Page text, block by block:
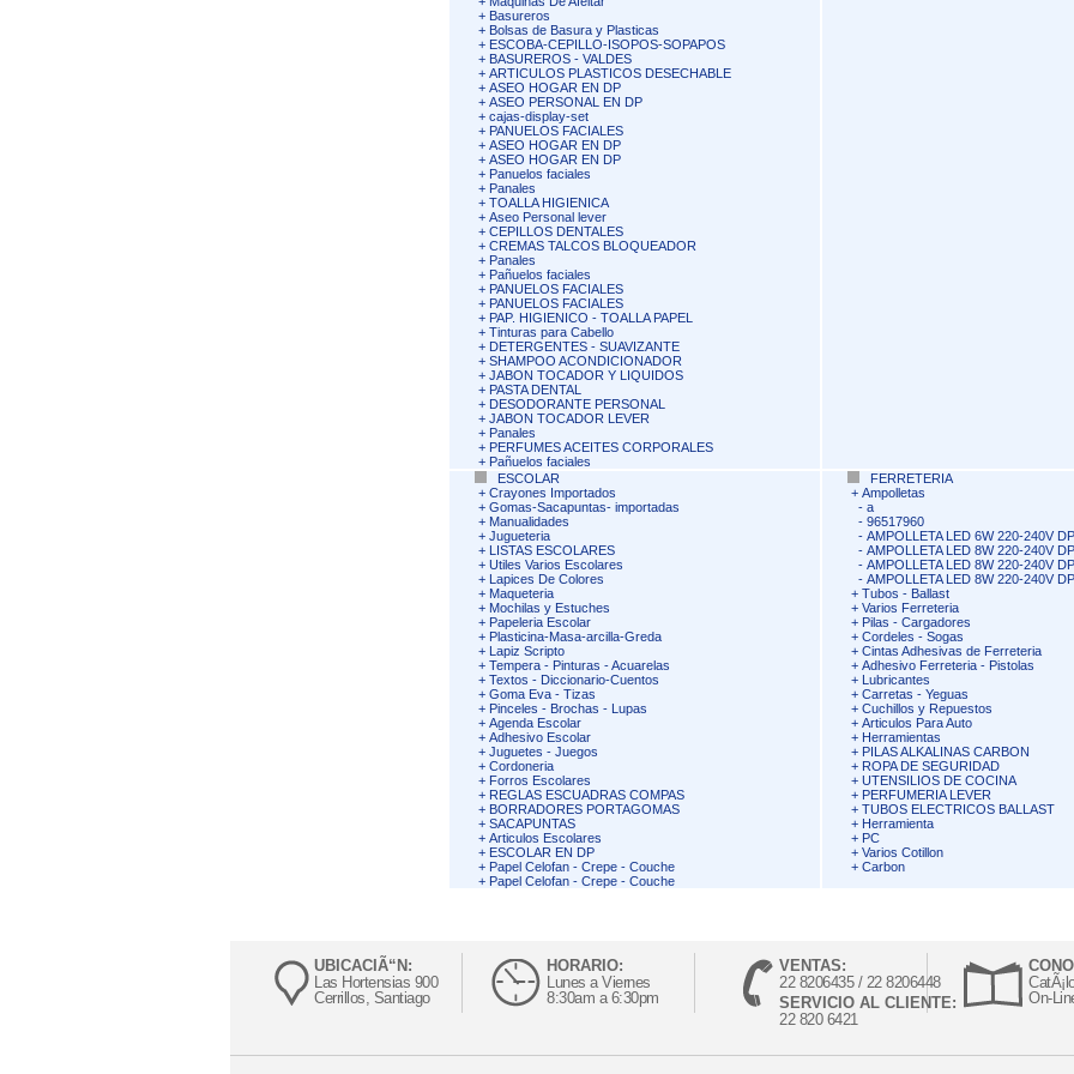
+ Basureros
+ Bolsas de Basura y Plasticas
+ ESCOBA-CEPILLO-ISOPOS-SOPAPOS
+ BASUREROS - VALDES
+ ARTICULOS PLASTICOS DESECHABLE
+ ASEO HOGAR EN DP
+ ASEO PERSONAL EN DP
+ cajas-display-set
+ PANUELOS FACIALES
+ ASEO HOGAR EN DP
+ ASEO HOGAR EN DP
+ Panuelos faciales
+ Panales
+ TOALLA HIGIENICA
+ Aseo Personal lever
+ CEPILLOS DENTALES
+ CREMAS TALCOS BLOQUEADOR
+ Panales
+ Pañuelos faciales
+ PANUELOS FACIALES
+ PANUELOS FACIALES
+ PAP. HIGIENICO - TOALLA PAPEL
+ Tinturas para Cabello
+ DETERGENTES - SUAVIZANTE
+ SHAMPOO ACONDICIONADOR
+ JABON TOCADOR Y LIQUIDOS
+ PASTA DENTAL
+ DESODORANTE PERSONAL
+ JABON TOCADOR LEVER
+ Panales
+ PERFUMES ACEITES CORPORALES
+ Pañuelos faciales
ESCOLAR
+ Crayones Importados
+ Gomas-Sacapuntas- importadas
+ Manualidades
+ Jugueteria
+ LISTAS ESCOLARES
+ Utiles Varios Escolares
+ Lapices De Colores
+ Maqueteria
+ Mochilas y Estuches
+ Papeleria Escolar
+ Plasticina-Masa-arcilla-Greda
+ Lapiz Scripto
+ Tempera - Pinturas - Acuarelas
+ Textos - Diccionario-Cuentos
+ Goma Eva - Tizas
+ Pinceles - Brochas - Lupas
+ Agenda Escolar
+ Adhesivo Escolar
+ Juguetes - Juegos
+ Cordoneria
+ Forros Escolares
+ REGLAS ESCUADRAS COMPAS
+ BORRADORES PORTAGOMAS
+ SACAPUNTAS
+ Articulos Escolares
+ ESCOLAR EN DP
+ Papel Celofan - Crepe - Couche
+ Papel Celofan - Crepe - Couche
FERRETERIA
+ Ampolletas
- a
- 96517960
- AMPOLLETA LED 6W 220-240V
- AMPOLLETA LED 8W 220-240V
- AMPOLLETA LED 8W 220-240V
- AMPOLLETA LED 8W 220-240V
+ Tubos - Ballast
+ Varios Ferreteria
+ Pilas - Cargadores
+ Cordeles - Sogas
+ Cintas Adhesivas de Ferreteria
+ Adhesivo Ferreteria - Pistolas
+ Lubricantes
+ Carretas - Yeguas
+ Cuchillos y Repuestos
+ Articulos Para Auto
+ Herramientas
+ PILAS ALKALINAS CARBON
+ ROPA DE SEGURIDAD
+ UTENSILIOS DE COCINA
+ PERFUMERIA LEVER
+ TUBOS ELECTRICOS BALLAST
+ Herramienta
+ PC
+ Varios Cotillon
+ Carbon
UBICACIÃ“N:
Las Hortensias 900
Cerrillos, Santiago
HORARIO:
Lunes a Viernes
8:30am a 6:30pm
VENTAS:
22 8206435 / 22 8206448
SERVICIO AL CLIENTE:
22 820 6421
On-